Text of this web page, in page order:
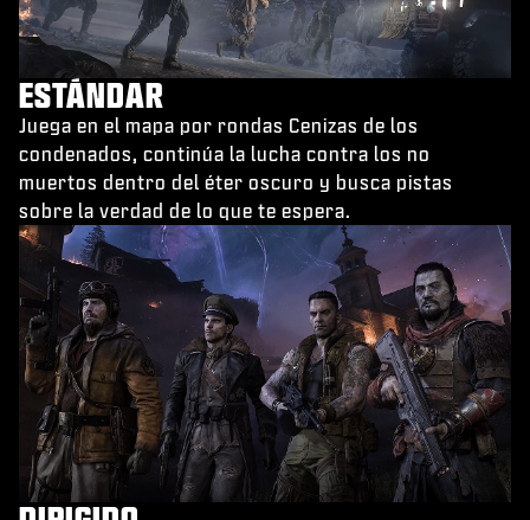
ESTÁNDAR
Juega en el mapa por rondas Cenizas de los
condenados, continúa la lucha contra los no
muertos dentro del éter oscuro y busca pistas
sobre la verdad de lo que te espera.